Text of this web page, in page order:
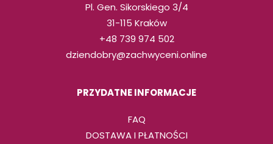
Pl. Gen. Sikorskiego 3/4
31-115 Kraków
+48 739 974 502
dziendobry@zachwyceni.online
PRZYDATNE INFORMACJE
FAQ
DOSTAWA I PŁATNOŚCI